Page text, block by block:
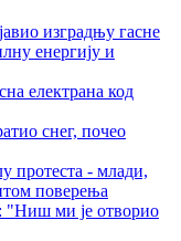
изградњу гасне
енергију и
електрана код
снег, почео
протеста - млади,
поверења
"Ниш ми је отворио